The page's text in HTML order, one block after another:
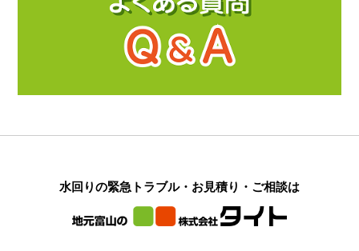
水回りの緊急トラブル・お見積り・ご相談は